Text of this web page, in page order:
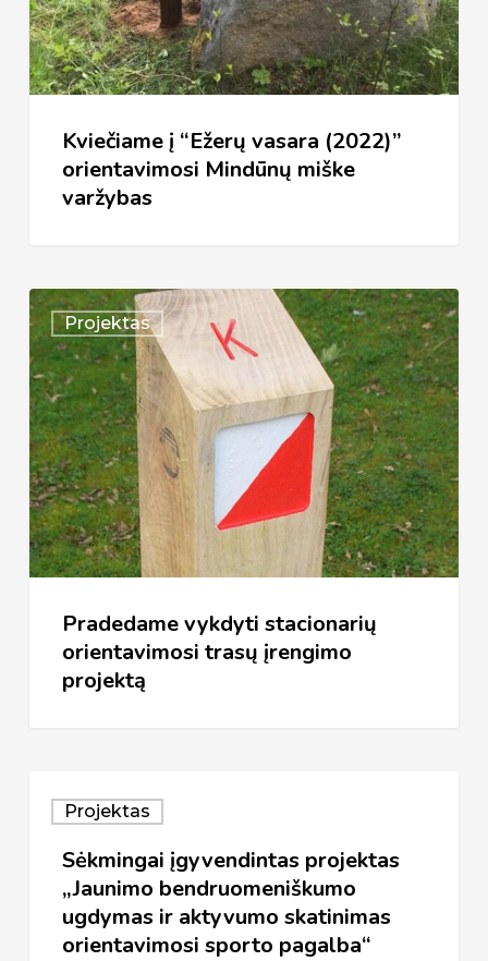
Mindūnų
miške
varžybas
Kviečiame į “Ežerų vasara (2022)”
orientavimosi Mindūnų miške
varžybas
Projektas
Pradedame
vykdyti
stacionarių
orientavimosi
trasų
įrengimo
projektą
Pradedame vykdyti stacionarių
orientavimosi trasų įrengimo
projektą
Projektas
įgyvendintas
projektas
„Jaunimo
bendruomeniškumo
Sėkmingai įgyvendintas projektas
„Jaunimo bendruomeniškumo
ugdymas ir aktyvumo skatinimas
orientavimosi sporto pagalba“